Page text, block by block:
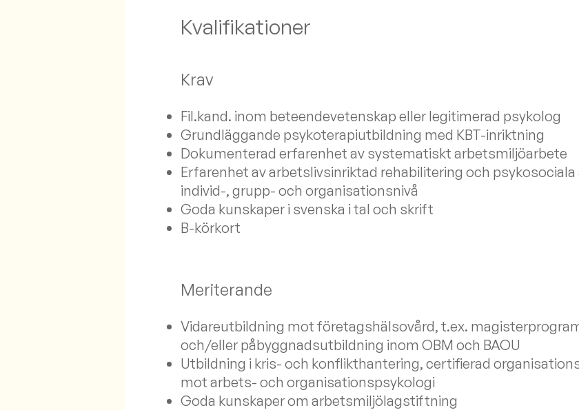
Kvalifikationer
Krav
Fil.kand. inom beteendevetenskap eller legitimerad psykolog
Grundläggande psykoterapiutbildning med KBT-inriktning
Dokumenterad erfarenhet av systematiskt arbetsmiljöarbete
Erfarenhet av arbetslivsinriktad rehabilitering och
individ-, grupp- och organisationsnivå
Goda kunskaper i svenska i tal och skrift
B-körkort
Meriterande
Vidareutbildning mot företagshälsovård, t.ex.
och/eller påbyggnadsutbildning inom OBM och BAOU
Utbildning i kris- och konflikthantering, certifierad
mot arbets- och organisationspsykologi
Goda kunskaper om arbetsmiljölagstiftning